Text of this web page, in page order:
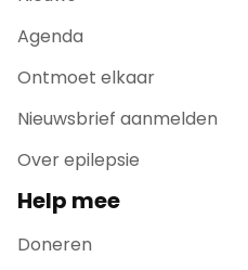
Agenda
Ontmoet elkaar
Nieuwsbrief aanmelden
Over epilepsie
Help mee
Doneren